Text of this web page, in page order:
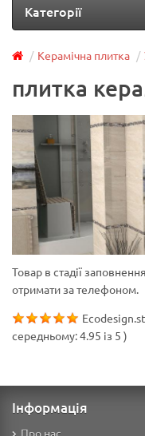
Категорії
Керамічна плитка
плитка
плитка керамічна Golden Tile
Товар в стадії
отримати за телефоном.
середньому:4.95 із 5 )
Інформація
Про нас